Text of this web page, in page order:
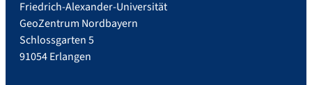
Friedrich-Alexander-Universität
GeoZentrum Nordbayern
Schlossgarten 5
91054 Erlangen